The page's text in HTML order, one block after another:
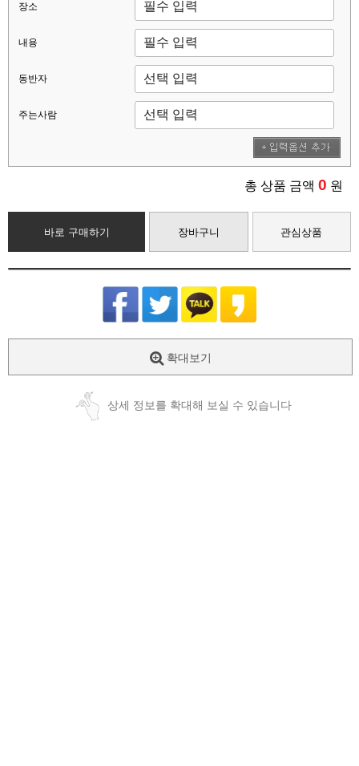
장소
내용
동반자
주는사람
총 상품 금액 0 원
바로 구매하기 장바구니 관심상품
확대보기
상세 정보를 확대해 보실 수 있습니다